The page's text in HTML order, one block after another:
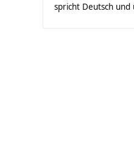
spricht Deutsch